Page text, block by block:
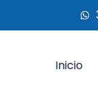
Inicio